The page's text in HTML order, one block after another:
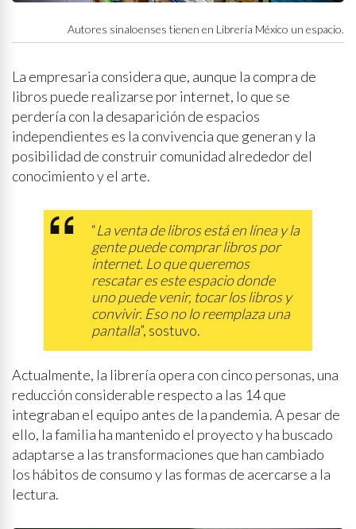
Autores sinaloenses tienen en Librería México un espacio.
La empresaria considera que, aunque la compra de
libros puede realizarse por internet, lo que se
perdería con la desaparición de espacios
independientes es la convivencia que generan y la
posibilidad de construir comunidad alrededor del
conocimiento y el arte.
“La venta de libros está en línea y la
gente puede comprar libros por
internet. Lo que queremos
rescatar es este espacio donde
uno puede venir, tocar los libros y
convivir. Eso no lo reemplaza una
pantalla”, sostuvo.
Actualmente, la librería opera con cinco personas, una
reducción considerable respecto a las 14 que
integraban el equipo antes de la pandemia. A pesar de
ello, la familia ha mantenido el proyecto y ha buscado
adaptarse a las transformaciones que han cambiado
los hábitos de consumo y las formas de acercarse a la
lectura.